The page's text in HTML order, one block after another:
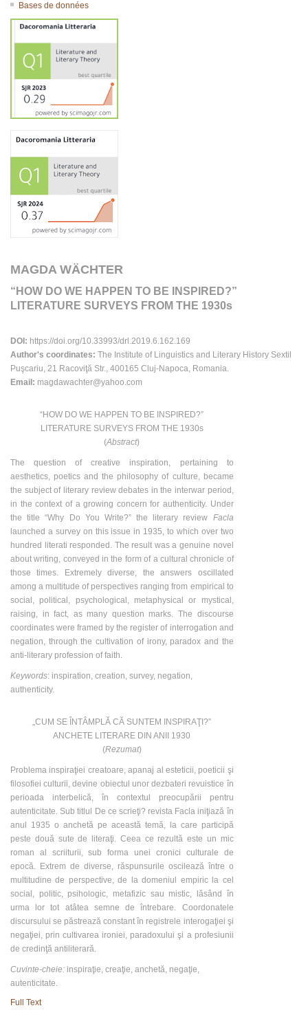
Bases de données
MAGDA WÄCHTER
“HOW DO WE HAPPEN TO BE INSPIRED?”
LITERATURE SURVEYS FROM THE 1930s
DOI: https://doi.org/10.33993/drl.2019.6.162.169
Author's coordinates: The Institute of Linguistics and Literary History Sextil
Puşcariu, 21 Racoviţă Str., 400165 Cluj-Napoca, Romania.
Email: magdawachter@yahoo.com
“HOW DO WE HAPPEN TO BE INSPIRED?”
LITERATURE SURVEYS FROM THE 1930s
(Abstract)
The question of creative inspiration, pertaining to
aesthetics, poetics and the philosophy of culture, became
the subject of literary review debates in the interwar period,
in the context of a growing concern for authenticity. Under
the title “Why Do You Write?” the literary review Facla
launched a survey on this issue in 1935, to which over two
hundred literati responded. The result was a genuine novel
about writing, conveyed in the form of a cultural chronicle of
those times. Extremely diverse, the answers oscillated
among a multitude of perspectives ranging from empirical to
social, political, psychological, metaphysical or mystical,
raising, in fact, as many question marks. The discourse
coordinates were framed by the register of interrogation and
negation, through the cultivation of irony, paradox and the
anti-literary profession of faith.
Keywords: inspiration, creation, survey, negation,
authenticity.
„CUM SE ÎNTÂMPLĂ CĂ SUNTEM INSPIRAŢI?”
ANCHETE LITERARE DIN ANII 1930
(Rezumat)
Problema inspiraţiei creatoare, apanaj al esteticii, poeticii şi
filosofiei culturii, devine obiectul unor dezbateri revuistice în
perioada interbelică, în contextul preocupării pentru
autenticitate. Sub titlul De ce scrieţi? revista Facla iniţiază în
anul 1935 o anchetă pe această temă, la care participă
peste două sute de literaţi. Ceea ce rezultă este un mic
roman al scriiturii, sub forma unei cronici culturale de
epocă. Extrem de diverse, răspunsurile oscilează între o
multitudine de perspective, de la domeniul empiric la cel
social, politic, psihologic, metafizic sau mistic, lăsând în
urma lor tot atâtea semne de întrebare. Coordonatele
discursului se păstrează constant în registrele interogaţiei şi
negaţiei, prin cultivarea ironiei, paradoxului şi a profesiunii
de credinţă antiliterară.
Cuvinte-cheie: inspiraţie, creaţie, anchetă, negaţie,
autenticitate.
Full Text